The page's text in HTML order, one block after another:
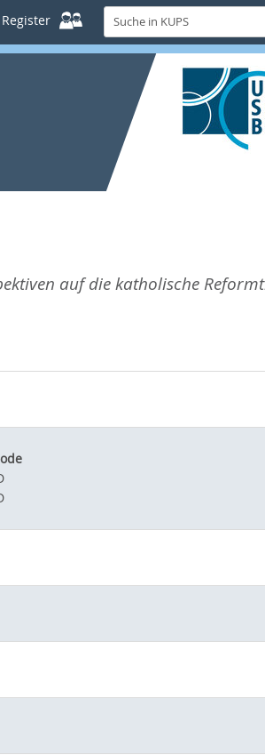
Register
Suche
in
KUPS
auf die katholische